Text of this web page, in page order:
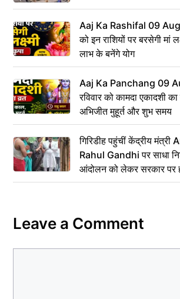
Aaj Ka Rashifal 09
को इन राशियों पर बरसेगी मां
लाभ के बनेंगे योग
Aaj Ka Panchang 09
रविवार को कामदा एकादशी
अभिजीत मुहूर्त और शुभ समय
गिरिडीह पहुंचीं केंद्रीय
Rahul Gandhi पर साधा
आंदोलन को लेकर सरकार पर
Leave a Comment